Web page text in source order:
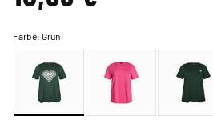
Farbe:Grün